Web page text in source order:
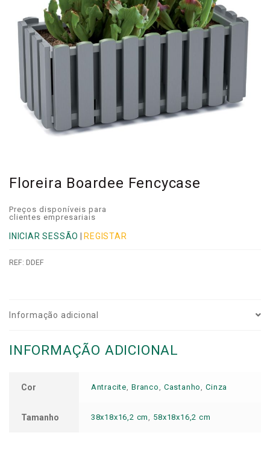
Floreira Boardee Fencycase
Preços disponíveis para
clientes empresariais
INICIAR SESSÃO REGISTAR
REF: DDEF
Informação adicional
INFORMAÇÃO ADICIONAL
Cor Antracite,Branco, Castanho,Cinza
Tamanho 38x18x16,2 cm, 58x18x16,2 cm